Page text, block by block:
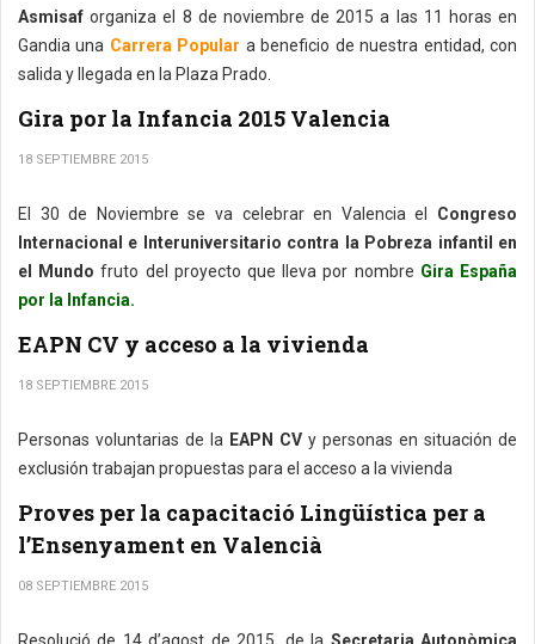
Asmisaf organiza el 8 de noviembre de 2015 a las 11 horas en
Gandia una Carrera Popular a beneficio de nuestra entidad, con
salida y llegada en la Plaza Prado.
Gira por la Infancia 2015 Valencia
18 SEPTIEMBRE 2015
El 30 de Noviembre se va celebrar en Valencia el Congreso
Internacional e Interuniversitario contra la Pobreza infantil en
el Mundo fruto del proyecto que lleva por nombre Gira España
por la Infancia.
EAPN CV y acceso a la vivienda
18 SEPTIEMBRE 2015
Personas voluntarias de la EAPN CV y personas en situación de
exclusión trabajan propuestas para el acceso a la vivienda
Proves per la capacitació Lingüística per a
l’Ensenyament en Valencià
08 SEPTIEMBRE 2015